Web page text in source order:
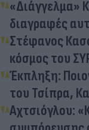
«Διάγγελμα»
διαγραφές
Στέφανος
κόσμος του
Έκπληξη:
του Τσίπρα,
Αχτσιόγλου: